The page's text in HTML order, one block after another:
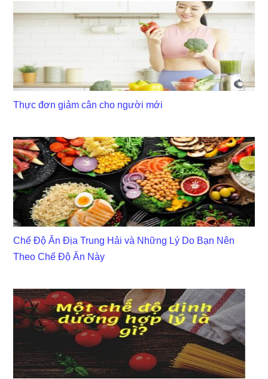
Thực đơn giảm cân cho người mới
Chế Độ Ăn Địa Trung Hải và Những Lý Do Bạn Nên
Theo Chế Độ Ăn Này